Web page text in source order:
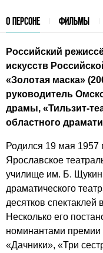
О ПЕРСОНЕ ФИЛЬМЫ
Российский
искусств
«Золотая маска»
руководитель
драмы, «Тильзит-
областного
Родился 19 мая 1957
Ярославское
училище им. Б.
драматического
десятков спектаклей
Несколько его
номинантами
«Дачники», «Три